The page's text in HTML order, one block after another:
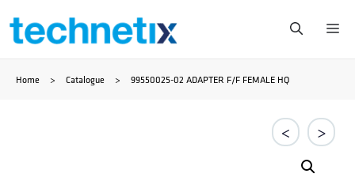
Saltar
contenido
Home > Catalogue > 99550025-02 ADAPTER F/F FEMALE HQ
< >